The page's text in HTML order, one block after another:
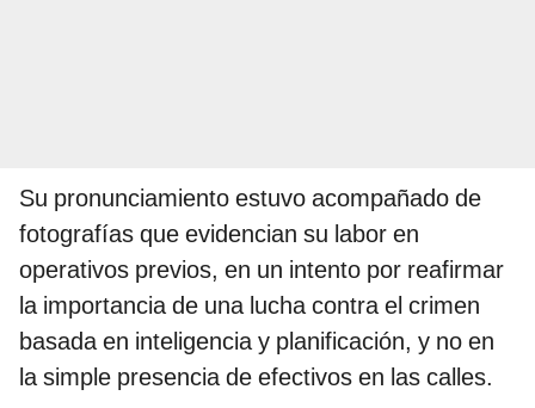
Su pronunciamiento estuvo acompañado de
fotografías que evidencian su labor en
operativos previos, en un intento por reafirmar
la importancia de una lucha contra el crimen
basada en inteligencia y planificación, y no en
la simple presencia de efectivos en las calles.